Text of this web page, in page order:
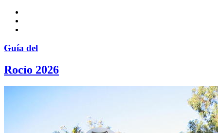
Guía del
Rocío 2026